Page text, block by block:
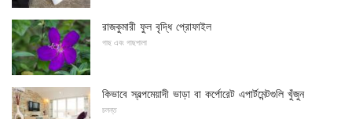
রাজকুমারী ফুল বৃদ্ধি প্রোফাইল
গাছ এবং গাছপালা
কিভাবে স্বল্পমেয়াদী ভাড়া বা কর্পোরেট এপার্টমেন্টগুলি খুঁজুন
চলন্ত